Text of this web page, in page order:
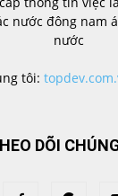
nước đông nam
nước
tôi:
DÕI